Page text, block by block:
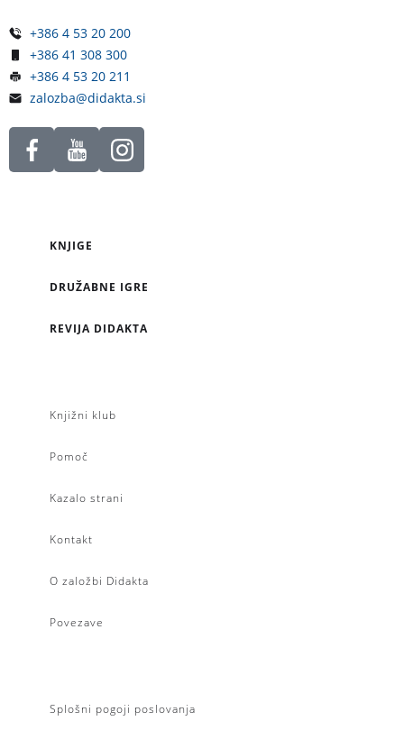
+386 4 53 20 200
+386 41 308 300
+386 4 53 20 211
zalozba@didakta.si
KNJIGE
DRUŽABNE IGRE
REVIJA DIDAKTA
Knjižni klub
Pomoč
Kazalo strani
Kontakt
O založbi Didakta
Povezave
Splošni pogoji poslovanja